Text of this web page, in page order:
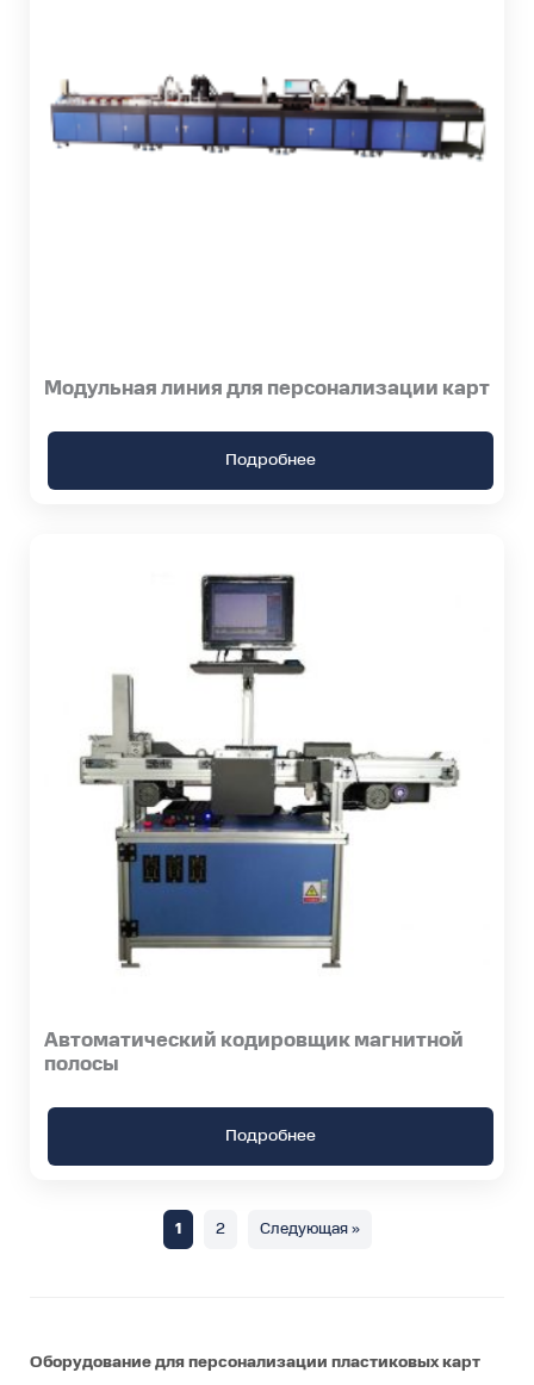
Модульная линия для персонализации карт
Подробнее
Автоматический кодировщик магнитной
полосы
Подробнее
1 2 Следующая »
Оборудование для персонализации пластиковых карт